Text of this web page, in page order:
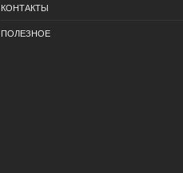
КОНТАКТЫ
ПОЛЕЗНОЕ